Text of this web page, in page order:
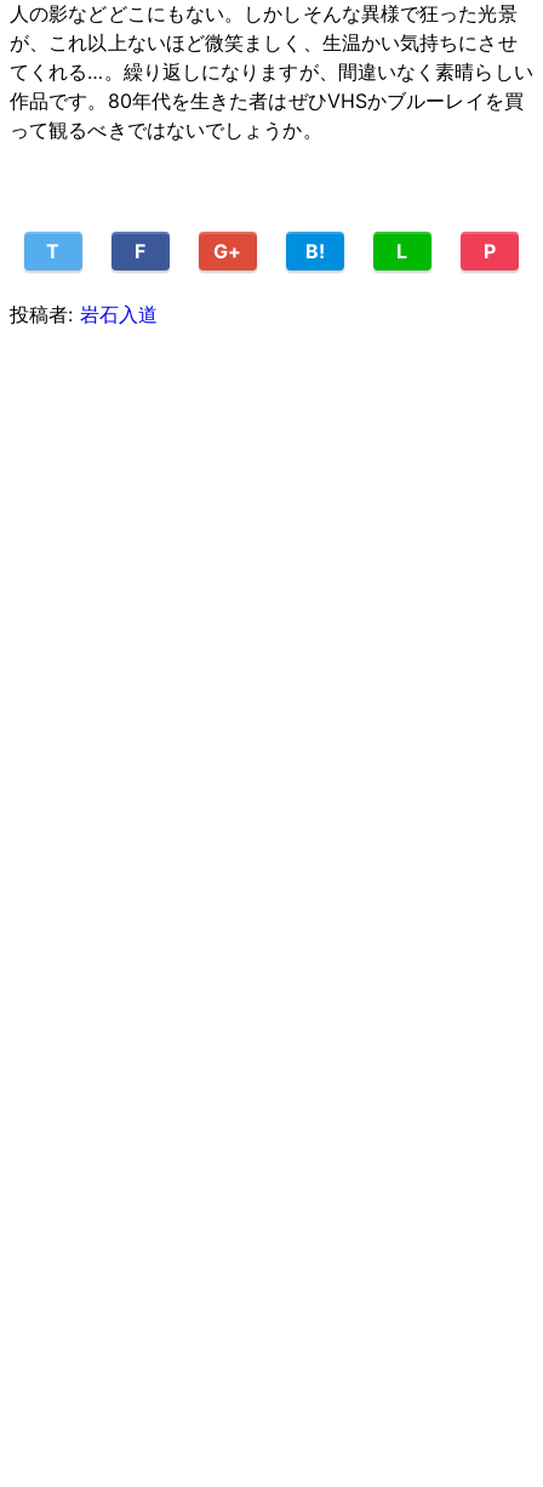
人の影などどこにもない。しかしそんな異様で狂った光景
が、これ以上ないほど微笑ましく、生温かい気持ちにさせ
てくれる…。繰り返しになりますが、間違いなく素晴らしい
作品です。80年代を生きた者はぜひVHSかブルーレイを買
って観るべきではないでしょうか。
T F G+ B! L P
投稿者: 岩石入道